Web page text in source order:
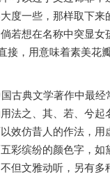
度一些，那样取下来
若想在名称中突显女
接，用意味着素美花
古典文学著作中最经
法之、其、若、兮起
效仿昔人的作法，用
彩缤纷的颜色字，如
但文雅动听，另有多